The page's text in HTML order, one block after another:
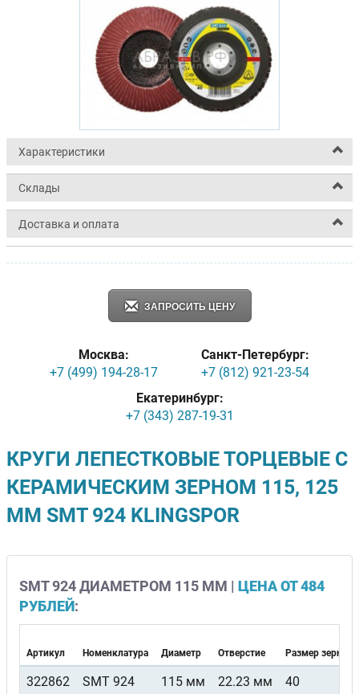
Характеристики
Склады
Доставка и оплата
ЗАПРОСИТЬ ЦЕНУ
Москва:
+7 (499) 194-28-17
Санкт-Петербург:
+7 (812) 921-23-54
Екатеринбург:
+7 (343) 287-19-31
КРУГИ ЛЕПЕСТКОВЫЕ ТОРЦЕВЫЕ С
КЕРАМИЧЕСКИМ ЗЕРНОМ 115, 125
ММ SMT 924 KLINGSPOR
SMT 924 ДИАМЕТРОМ 115 ММ | ЦЕНА ОТ 484
РУБЛЕЙ:
Артикул Номенклатура Диаметр Отверстие Размер зерна
322862 SMT 924 115 мм 22.23 мм
40